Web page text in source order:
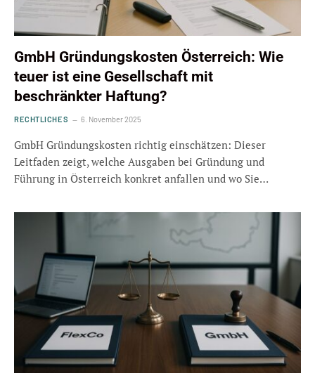
GmbH Gründungskosten Österreich: Wie
teuer ist eine Gesellschaft mit
beschränkter Haftung?
RECHTLICHES 6. November 2025
GmbH Gründungskosten richtig einschätzen: Dieser
Leitfaden zeigt, welche Ausgaben bei Gründung und
Führung in Österreich konkret anfallen und wo Sie…